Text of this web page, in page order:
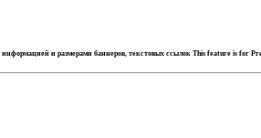
информацией и размерами баннеров, текстовых ссылок This feature is for